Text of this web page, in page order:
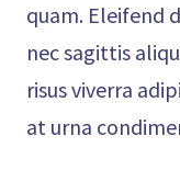
quam. Eleifend
nec sagittis
risus viverra
at urna